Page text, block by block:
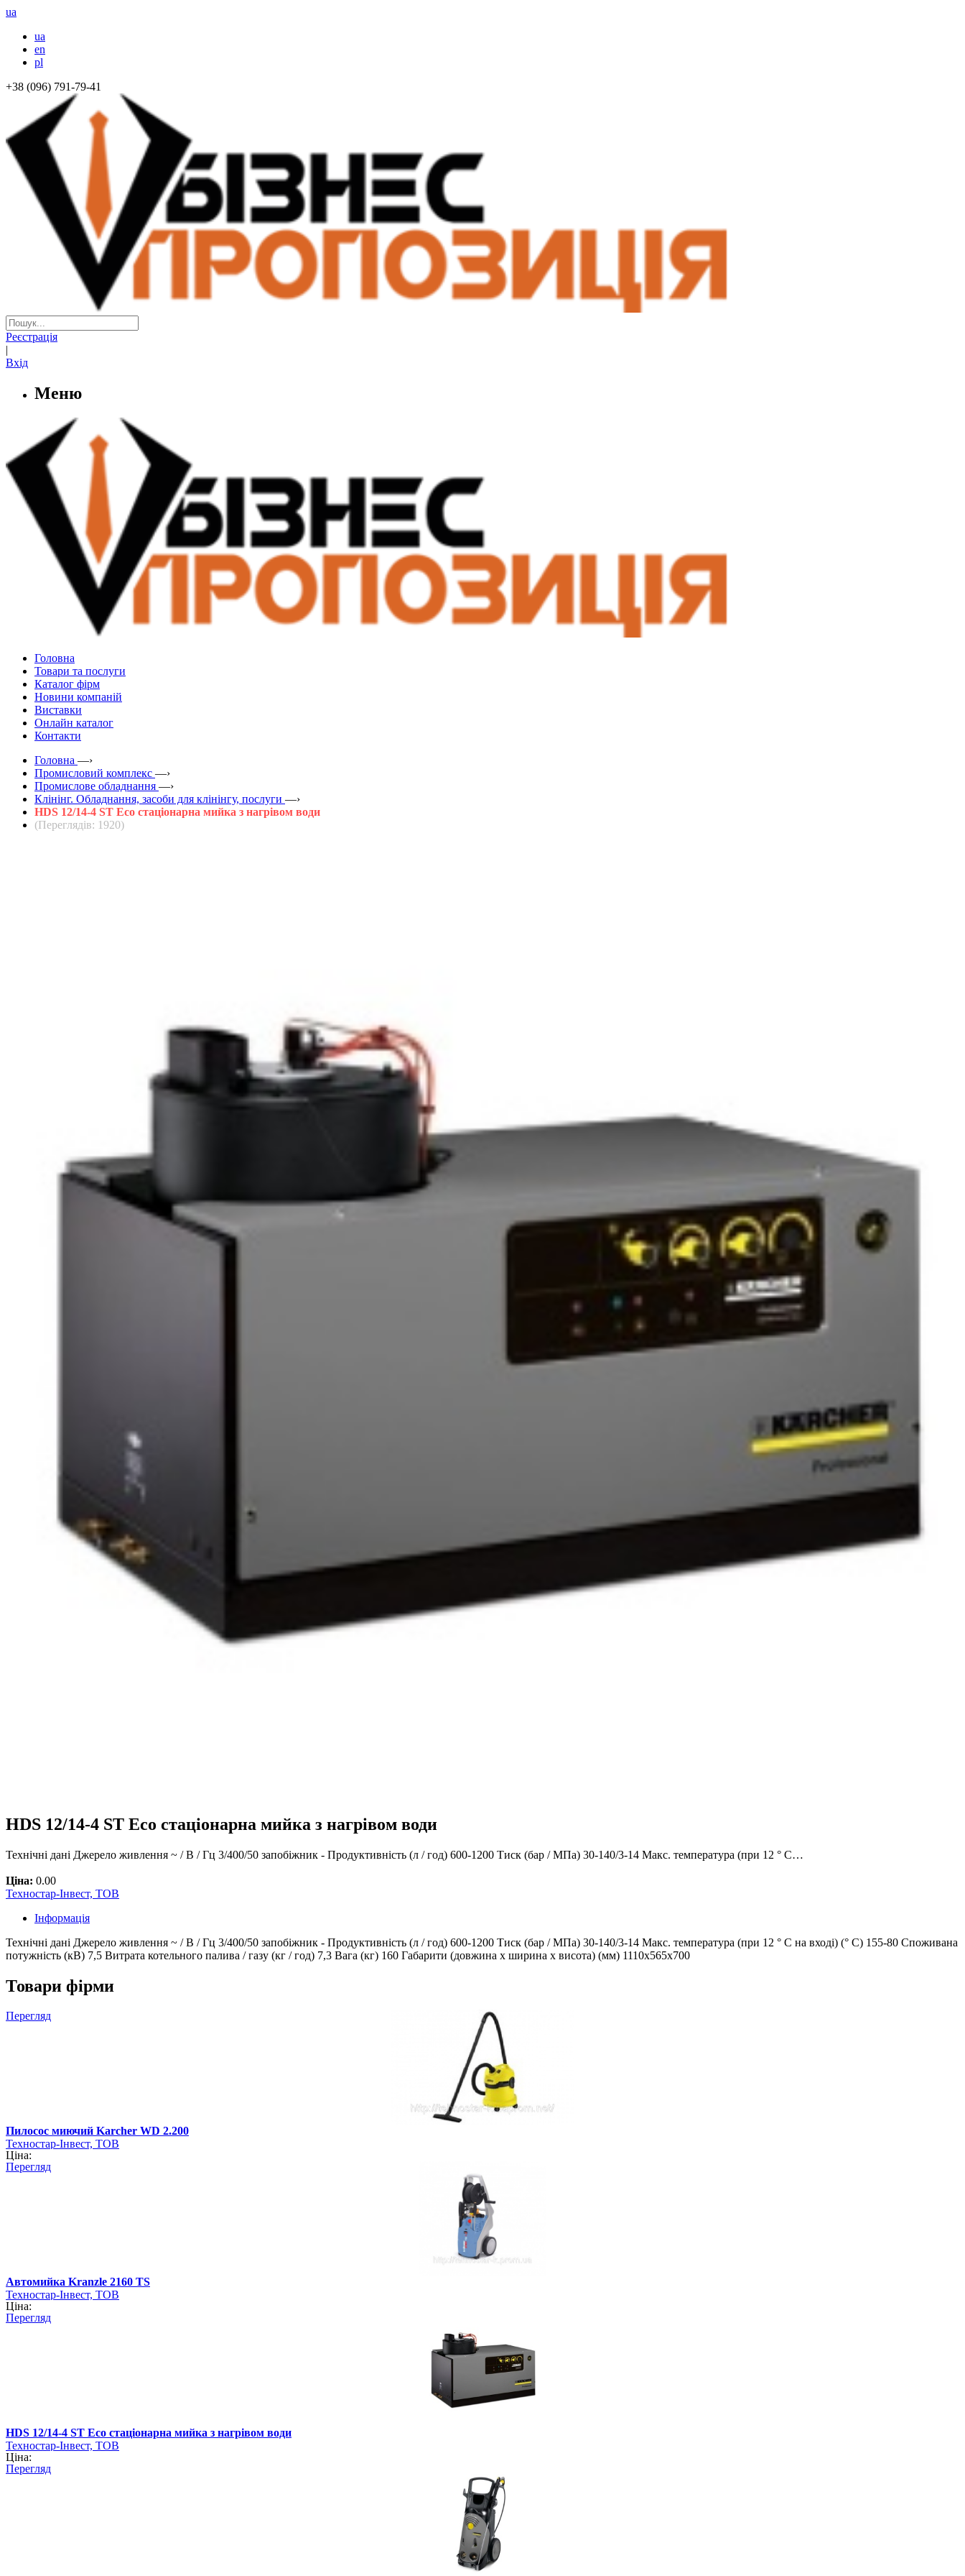
ua
ua
en
pl
+38 (096) 791-79-41
Реєстрація
|
Вхід
Меню
Головна
Товари та послуги
Каталог фірм
Новини компаній
Виставки
Онлайн каталог
Контакти
Головна —›
Промисловий комплекс —›
Промислове обладнання —›
Клінінг. Обладнання, засоби для клінінгу, послуги —›
HDS 12/14-4 ST Eco стаціонарна мийка з нагрівом води
(Переглядів: 1920)
HDS 12/14-4 ST Eco стаціонарна мийка з нагрівом води
Технічні дані Джерело живлення ~ / В / Гц 3/400/50 запобіжник - Продуктивність (л / год) 600-1200 Тиск (бар / МПа) 30-140/3-14 Макс. температура (при 12 ° С…
Ціна: 0.00
Техностар-Інвест, ТОВ
Інформація
Технічні дані Джерело живлення ~ / В / Гц 3/400/50 запобіжник - Продуктивність (л / год) 600-1200 Тиск (бар / МПа) 30-140/3-14 Макс. температура (при 12 ° С на вході) (° C) 155-80 Споживана
потужність (кВ) 7,5 Витрата котельного палива / газу (кг / год) 7,3 Вага (кг) 160 Габарити (довжина х ширина х висота) (мм) 1110x565x700
Товари фірми
Перегляд
Пилосос миючий Karcher WD 2.200
Техностар-Інвест, ТОВ
Ціна:
Перегляд
Автомийка Kranzle 2160 TS
Техностар-Інвест, ТОВ
Ціна:
Перегляд
HDS 12/14-4 ST Eco стаціонарна мийка з нагрівом води
Техностар-Інвест, ТОВ
Ціна:
Перегляд